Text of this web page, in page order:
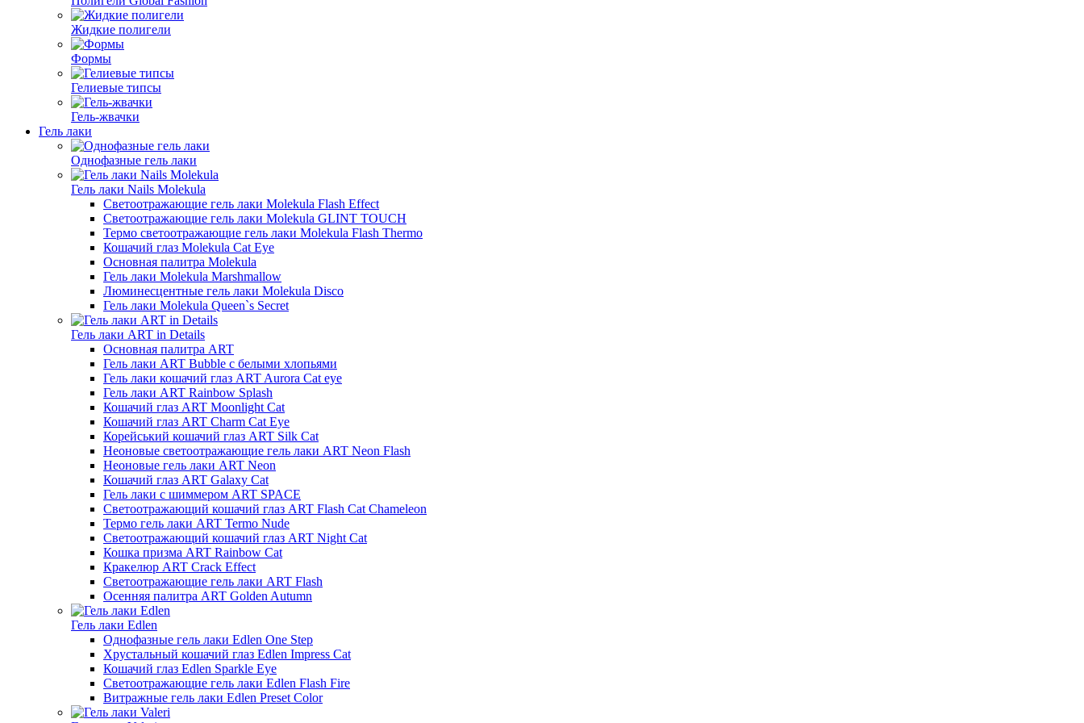
Жидкие полигели
Формы
Гелиевые типсы
Гель-жвачки
Гель лаки
Однофазные гель лаки
Гель лаки Nails Molekula
Светоотражающие гель лаки Molekula Flash Effect
Светоотражающие гель лаки Molekula GLINT TOUCH
Термо светоотражающие гель лаки Molekula Flash Thermo
Кошачий глаз Molekula Cat Eye
Основная палитра Molekula
Гель лаки Molekula Marshmallow
Люминесцентные гель лаки Molekula Disco
Гель лаки Molekula Queen`s Secret
Гель лаки ART in Details
Основная палитра ART
Гель лаки ART Bubble с белыми хлопьями
Гель лаки кошачий глаз ART Aurora Cat eye
Гель лаки ART Rainbow Splash
Кошачий глаз ART Moonlight Cat
Кошачий глаз ART Charm Cat Eye
Корейський кошачий глаз ART Silk Cat
Неоновые светоотражающие гель лаки ART Neon Flash
Неоновые гель лаки ART Neon
Кошачий глаз ART Galaxy Cat
Гель лаки с шиммером ART SPACE
Светоотражающий кошачий глаз ART Flash Cat Chameleon
Термо гель лаки ART Termo Nude
Светоотражающий кошачий глаз ART Night Cat
Кошка призма ART Rainbow Cat
Кракелюр ART Crack Effect
Светоотражающие гель лаки ART Flash
Осенняя палитра ART Golden Autumn
Гель лаки Edlen
Однофазные гель лаки Edlen One Step
Хрустальный кошачий глаз Edlen Impress Cat
Кошачий глаз Edlen Sparkle Eye
Светоотражающие гель лаки Edlen Flash Fire
Витражные гель лаки Edlen Preset Color